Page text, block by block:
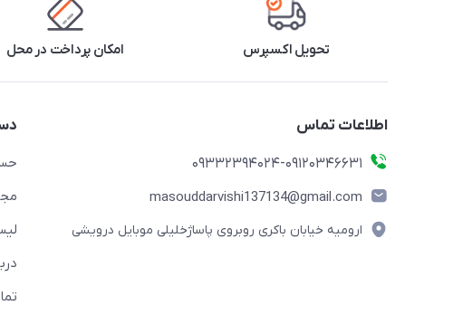
تحویل اکسپرس امکان پرداخت در محل
اطلاعات تماس
09332394024-09120346631
masouddarvishi137134@gmail.com
ارومیه خیابان باکری روبروی پاساژخلیلی موبایل درویشی